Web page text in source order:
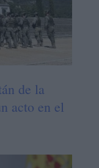
de la
acto en el